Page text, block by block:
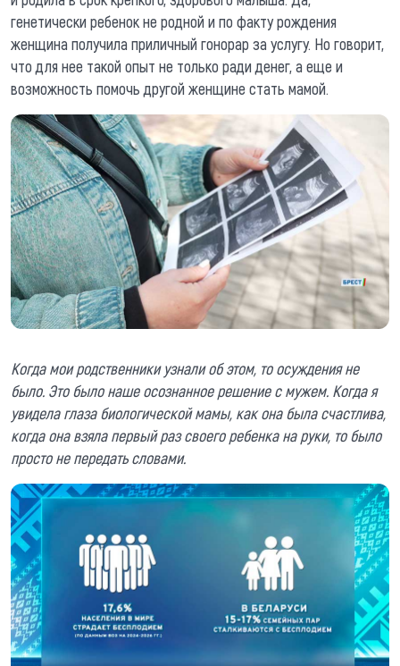
генетически ребенок не родной и по факту рождения
женщина получила приличный гонорар за услугу. Но говорит,
что для нее такой опыт не только ради денег, а еще и
возможность помочь другой женщине стать мамой.
Когда мои родственники узнали об этом, то осуждения не
было. Это было наше осознанное решение с мужем. Когда я
увидела глаза биологической мамы, как она была счастлива,
когда она взяла первый раз своего ребенка на руки, то было
просто не передать словами.